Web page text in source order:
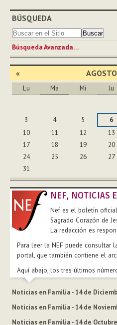
BÚSQUEDA
Búsqueda Avanzada…
«
Lu Ma Mi Ju
3
4 5 6
10
11 12 13
17
18 19 20
24
25 26 27
31
NEF, NOTICIAS
Nef es el boletín
Sagrado Corazón de
La redacción es
Para leer la NEF puede consultar
portal, que también contiene el
Aquí abajo, los tres últimos
Noticias en Familia - 14 de
Noticias en Familia - 14 de
Noticias en Familia - 14 de